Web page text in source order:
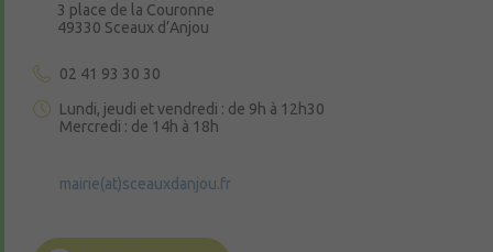
3 place de la Couronne
49330 Sceaux d’Anjou
02 41 93 30 30
Lundi, jeudi et vendredi : de 9h à 12h30
Mercredi : de 14h à 18h
mairie(at)sceauxdanjou.fr